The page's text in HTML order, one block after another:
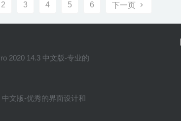
2 3 4 5 6 下一页
2020 14.3 中文版-专业的
中文版-优秀的界面设计和